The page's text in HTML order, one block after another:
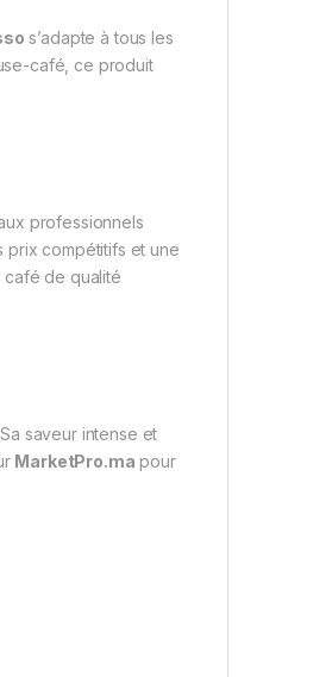
s’adapte à tous les
café, ce produit
professionnels
prix compétitifs et une
café de qualité
saveur intense et
MarketPro.ma pour